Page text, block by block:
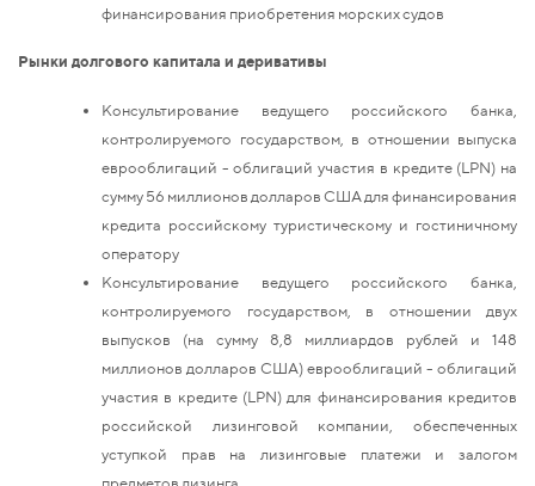
финансирования приобретения морских судов
Рынки долгового капитала и деривативы
Консультирование ведущего российского банка,
контролируемого государством, в отношении выпуска
еврооблигаций - облигаций участия в кредите (LPN) на
сумму 56 миллионов долларов США для финансирования
кредита российскому туристическому и гостиничному
оператору
Консультирование ведущего российского банка,
контролируемого государством, в отношении двух
выпусков (на сумму 8,8 миллиардов рублей и 148
миллионов долларов США) еврооблигаций - облигаций
участия в кредите (LPN) для финансирования кредитов
российской лизинговой компании, обеспеченных
уступкой прав на лизинговые платежи и залогом